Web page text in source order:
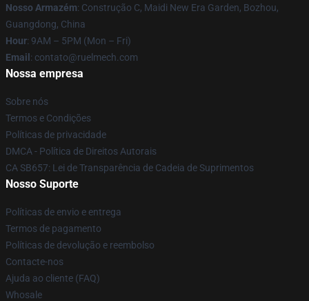
Nosso Armazém: Construção C, Maidi New Era Garden, Bozhou,
Guangdong, China
Hour: 9AM – 5PM (Mon – Fri)
Email : contato@ruelmech.com
Nossa empresa
Sobre nós
Termos e Condições
Políticas de privacidade
DMCA - Política de Direitos Autorais
CA SB657: Lei de Transparência de Cadeia de Suprimentos
Nosso Suporte
Políticas de envio e entrega
Termos de pagamento
Políticas de devolução e reembolso
Contacte-nos
Ajuda ao cliente (FAQ)
Whosale